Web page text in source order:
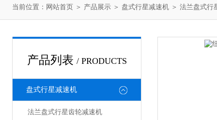
当前位置： 网站首页 ＞ 产品展示 ＞ 盘式行星减速机 ＞ 法兰盘式行
产品列表 / PRODUCTS
盘式行星减速机
法兰盘式行星齿轮减速机